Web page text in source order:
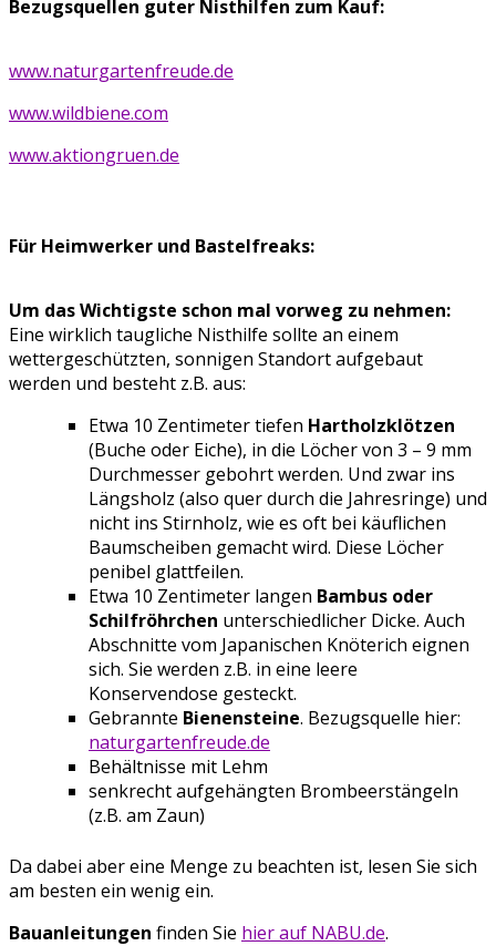
Bezugsquellen guter Nisthilfen zum Kauf:
www.naturgartenfreude.de
www.wildbiene.com
www.aktiongruen.de
Für Heimwerker und Bastelfreaks:
Um das Wichtigste schon mal vorweg zu nehmen:
Eine wirklich taugliche Nisthilfe sollte an einem
wettergeschützten, sonnigen Standort aufgebaut
werden und besteht z.B. aus:
Etwa 10 Zentimeter tiefen Hartholzklötzen
(Buche oder Eiche), in die Löcher von 3 – 9 mm
Durchmesser gebohrt werden. Und zwar ins
Längsholz (also quer durch die Jahresringe) und
nicht ins Stirnholz, wie es oft bei käuflichen
Baumscheiben gemacht wird. Diese Löcher
penibel glattfeilen.
Etwa 10 Zentimeter langen Bambus oder
Schilfröhrchen unterschiedlicher Dicke. Auch
Abschnitte vom Japanischen Knöterich eignen
sich. Sie werden z.B. in eine leere
Konservendose gesteckt.
Gebrannte Bienensteine. Bezugsquelle hier:
naturgartenfreude.de
Behältnisse mit Lehm
senkrecht aufgehängten Brombeerstängeln
(z.B. am Zaun)
Da dabei aber eine Menge zu beachten ist, lesen Sie sich
am besten ein wenig ein.
Bauanleitungen finden Sie hier auf NABU.de.